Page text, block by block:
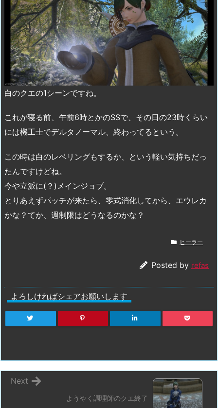
白のクエの1シーンですね。
これが寝る前、午前6時とかのSSで、その日の23時くらい
には機工士でデルタノーマル、終わってるという。
この時は白のレベリングもするか、という軽い気持ちだっ
たんですけどね。
今や立派に(？)メインジョブ。
とりあえずパッチが来たら、零式消化してから、エウレカ
かな？てか、週制限はどうなるのかな？
ヒーラー
Posted by refas
よろしければシェアお願いします
ようやく調理師のクエ終了
Next